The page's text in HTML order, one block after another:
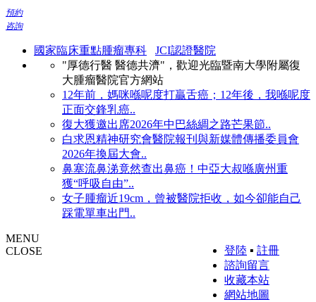
預約
咨詢
國家臨床重點腫瘤專科
JCI認證醫院
"厚德行醫 醫德共濟"，歡迎光臨暨南大學附屬復
大腫瘤醫院官方網站
12年前，媽咪喺呢度打贏舌癌；12年後，我喺呢度
正面交鋒乳癌..
復大獲邀出席2026年中巴絲綢之路芒果節..
白求恩精神研究會醫院報刊與新媒體傳播委員會
2026年換屆大會..
鼻塞流鼻涕竟然查出鼻癌！中亞大叔喺廣州重
獲“呼吸自由”..
女子腫瘤近19cm，曾被醫院拒收，如今卻能自己
踩電單車出門..
登陸 ▪ 註冊
諮詢留言
收藏本站
網站地圖
MENU
CLOSE